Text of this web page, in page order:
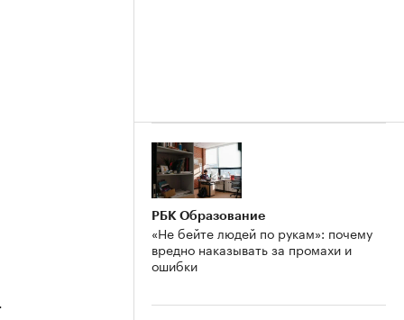
РБК Образование
«Не бейте людей по рукам»: почему
вредно наказывать за промахи и
ошибки